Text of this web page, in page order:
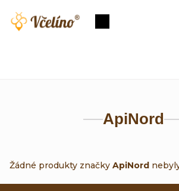
Nákupní
ApiNord
Žádné produkty značky ApiNord